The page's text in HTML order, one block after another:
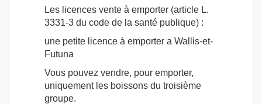
Les licences vente à emporter (article L.
3331-3 du code de la santé publique) :
une petite licence à emporter a Wallis-et-
Futuna
Vous pouvez vendre, pour emporter,
uniquement les boissons du troisième
groupe.